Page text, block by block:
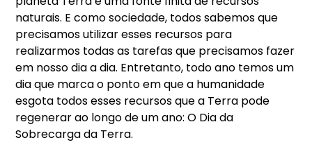
naturais. E como sociedade, todos sabemos que
precisamos utilizar esses recursos para
realizarmos todas as tarefas que precisamos fazer
em nosso dia a dia. Entretanto, todo ano temos um
dia que marca o ponto em que a humanidade
esgota todos esses recursos que a Terra pode
regenerar ao longo de um ano: O Dia da
Sobrecarga da Terra.